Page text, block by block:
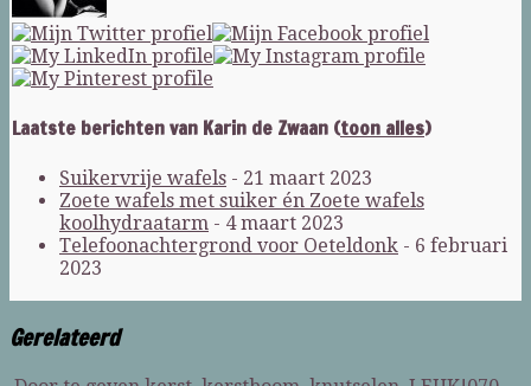
Laatste berichten van Karin de Zwaan (toon alles)
Suikervrije wafels - 21 maart 2023
Zoete wafels met suiker én Zoete wafels
koolhydraatarm - 4 maart 2023
Telefoonachtergrond voor Oeteldonk - 6 februari
2023
Gerelateerd